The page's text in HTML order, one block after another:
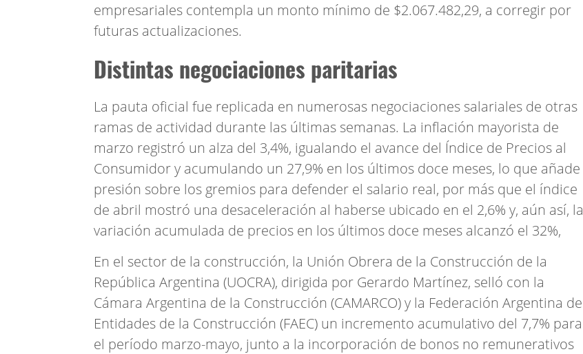
empresariales contempla un monto mínimo de $2.067.482,29, a corregir por
futuras actualizaciones.
Distintas negociaciones paritarias
La pauta oficial fue replicada en numerosas negociaciones salariales de otras
ramas de actividad durante las últimas semanas. La inflación mayorista de
marzo registró un alza del 3,4%, igualando el avance del Índice de Precios al
Consumidor y acumulando un 27,9% en los últimos doce meses, lo que añade
presión sobre los gremios para defender el salario real, por más que el índice
de abril mostró una desaceleración al haberse ubicado en el 2,6% y, aún así, la
variación acumulada de precios en los últimos doce meses alcanzó el 32%,
En el sector de la construcción, la Unión Obrera de la Construcción de la
República Argentina (UOCRA), dirigida por Gerardo Martínez, selló con la
Cámara Argentina de la Construcción (CAMARCO) y la Federación Argentina de
Entidades de la Construcción (FAEC) un incremento acumulativo del 7,7% para
el período marzo-mayo, junto a la incorporación de bonos no remunerativos